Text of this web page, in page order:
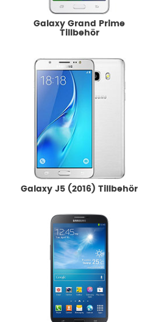
Galaxy Grand Prime
Tillbehör
Galaxy J5 (2016) Tillbehör